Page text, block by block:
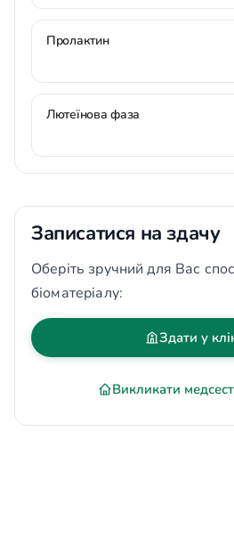
Пролактин
Лютеїнова фаза
Записатися на здачу
Оберіть зручний для Вас
біоматеріалу:
Здати у
Викликати